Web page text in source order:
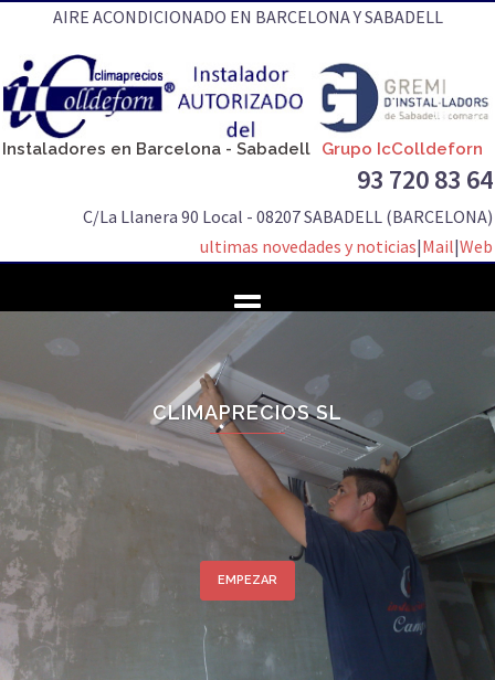
contenido
AIRE ACONDICIONADO EN BARCELONA Y SABADELL
Instaladores en Barcelona - Sabadell Grupo IcColldeforn
93 720 83 64
C/La Llanera 90 Local - 08207 SABADELL (BARCELONA)
Web
|
Mail
|
ultimas novedades y noticias
CLIMAPRECIOS SL
EMPEZAR